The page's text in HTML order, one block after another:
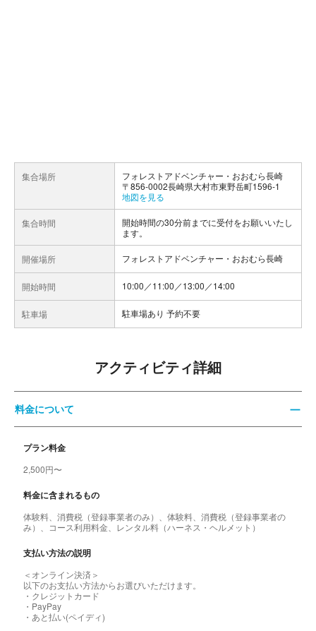
集合場所
フォレストアドベンチャー・おおむら長崎
〒856-0002長崎県大村市東野岳町1596-1
地図を見る
集合時間
開始時間の30分前までに受付をお願いいたし
ます。
開催場所 フォレストアドベンチャー・おおむら長崎
開始時間 10:00／11:00／13:00／14:00
駐車場 駐車場あり 予約不要
アクティビティ詳細
料金について
プラン料金
2,500円〜
料金に含まれるもの
体験料、消費税（登録事業者のみ）、体験料、消費税（登録事業者の
み）、コース利用料金、レンタル料（ハーネス・ヘルメット）
支払い方法の説明
＜オンライン決済＞
以下のお支払い方法からお選びいただけます。
・クレジットカード
・PayPay
・あと払い(ペイディ)